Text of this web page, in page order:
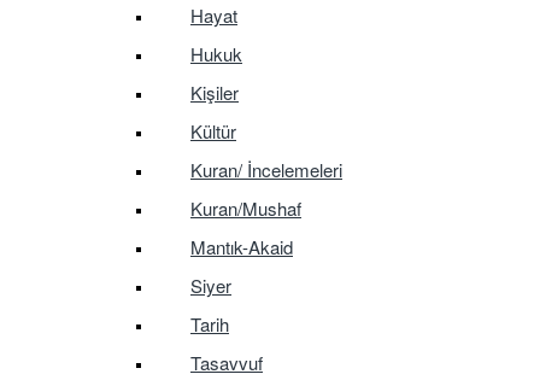
Hayat
Hukuk
Kişiler
Kültür
Kuran/ İncelemeleri
Kuran/Mushaf
Mantık-Akaid
Siyer
Tarih
Tasavvuf